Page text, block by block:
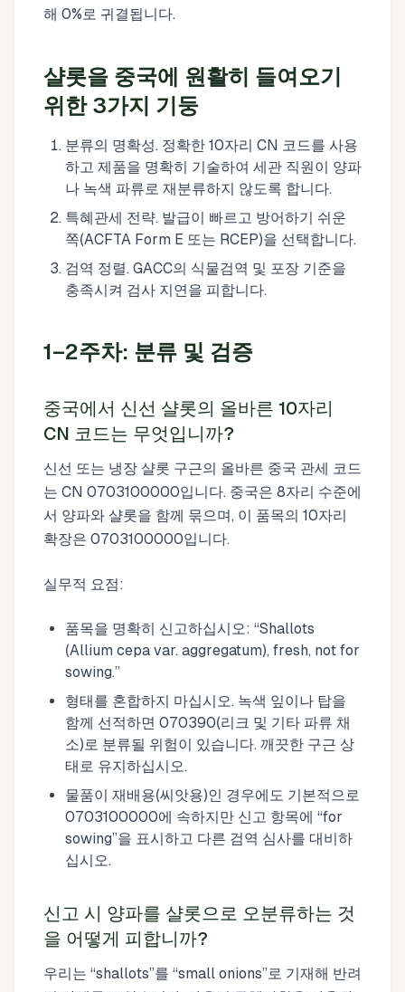
해 0%로 귀결됩니다.
샬롯을 중국에 원활히 들여오기
위한 3가지 기둥
분류의 명확성. 정확한 10자리 CN 코드를 사용
하고 제품을 명확히 기술하여 세관 직원이 양파
나 녹색 파류로 재분류하지 않도록 합니다.
특혜관세 전략. 발급이 빠르고 방어하기 쉬운
쪽(ACFTA Form E 또는 RCEP)을 선택합니다.
검역 정렬. GACC의 식물검역 및 포장 기준을
충족시켜 검사 지연을 피합니다.
1–2주차: 분류 및 검증
중국에서 신선 샬롯의 올바른 10자리
CN 코드는 무엇입니까?
신선 또는 냉장 샬롯 구근의 올바른 중국 관세 코드
는 CN 0703100000입니다. 중국은 8자리 수준에
서 양파와 샬롯을 함께 묶으며, 이 품목의 10자리
확장은 0703100000입니다.
실무적 요점:
품목을 명확히 신고하십시오: “Shallots
(Allium cepa var. aggregatum), fresh, not for
sowing.”
형태를 혼합하지 마십시오. 녹색 잎이나 탑을
함께 선적하면 070390(리크 및 기타 파류 채
소)로 분류될 위험이 있습니다. 깨끗한 구근 상
태로 유지하십시오.
물품이 재배용(씨앗용)인 경우에도 기본적으로
0703100000에 속하지만 신고 항목에 “for
sowing”을 표시하고 다른 검역 심사를 대비하
십시오.
신고 시 양파를 샬롯으로 오분류하는 것
을 어떻게 피합니까?
우리는 “shallots”를 “small onions”로 기재해 반려